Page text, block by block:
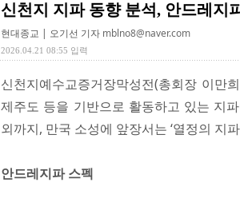
신천지 지파 동향 분석, 안드레지
현대종교 | 오기선 기자 mblno8@naver.com
2026.04.21 08:55 입력
신천지예수교증거장막성전(총회장 이만
제주도 등을 기반으로 활동하고 있는 지
외까지, 만국 소성에 앞장서는 ‘열정의 지
안드레지파 스펙